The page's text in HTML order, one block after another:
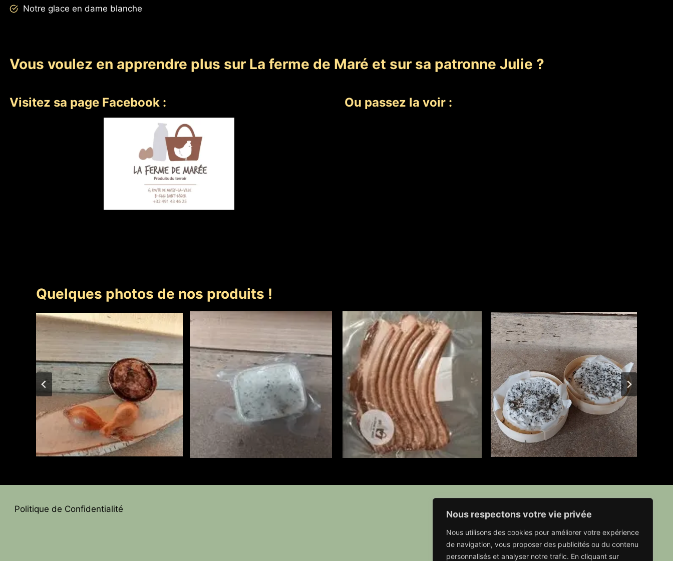
Nous respectons votre vie privée
Nous utilisons des cookies pour améliorer votre expérience
de navigation, vous proposer des publicités ou du contenu
personnalisés et analyser notre trafic. En cliquant sur
Notre glace en dame blanche
Vous voulez en apprendre plus sur La ferme de Maré et sur sa patronne Julie ?
Visitez sa page Facebook : Ou passez la voir :
Quelques photos de nos produits !
Politique de Confidentialité